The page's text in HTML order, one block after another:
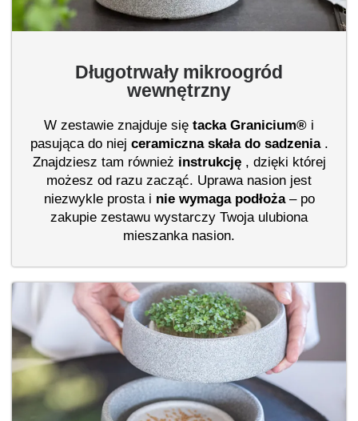
Długotrwały mikroogród
wewnętrzny
W zestawie znajduje się tacka Granicium® i
pasująca do niej ceramiczna skała do sadzenia.
Znajdziesz tam również instrukcję, dzięki której
możesz od razu zacząć. Uprawa nasion jest
niezwykle prosta i nie wymaga podłoża– po
zakupie zestawu wystarczy Twoja ulubiona
mieszanka nasion.